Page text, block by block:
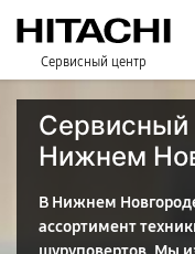
Сервисный центр
Сервисный
Нижнем
В Нижнем
ассортимент